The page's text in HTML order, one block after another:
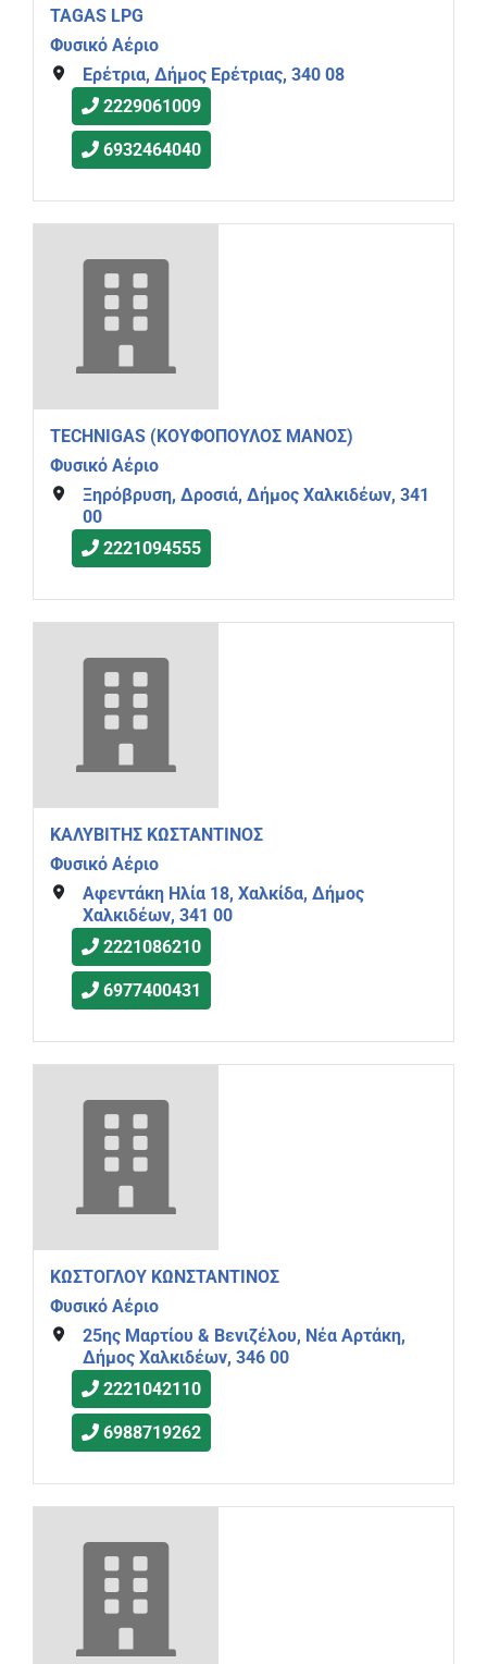
TAGAS LPG
Φυσικό Αέριο
Ερέτρια, Δήμος Ερέτριας, 340 08
2229061009
6932464040
ΤΕCHNIGAS (ΚΟΥΦΟΠΟΥΛΟΣ MAΝΟΣ)
Φυσικό Αέριο
Ξηρόβρυση, Δροσιά, Δήμος Χαλκιδέων, 341
00
2221094555
ΚΑΛΥΒΙΤΗΣ ΚΩΣΤΑΝΤΙΝΟΣ
Φυσικό Αέριο
Αφεντάκη Ηλία 18, Χαλκίδα, Δήμος
Χαλκιδέων, 341 00
2221086210
6977400431
ΚΩΣΤΟΓΛΟΥ ΚΩΝΣΤΑΝΤΙΝΟΣ
Φυσικό Αέριο
25ης Μαρτίου & Βενιζέλου, Νέα Αρτάκη,
Δήμος Χαλκιδέων, 346 00
2221042110
6988719262